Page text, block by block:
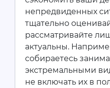
непредвиденных
тщательно
рассматривайте
актуальны.
собираетесь
экстремальными
не включать их в